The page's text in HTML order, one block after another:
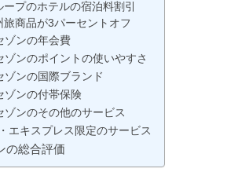
ープのホテルの宿泊料割引
旅商品が3パーセントオフ
ゾンの年会費
ゾンのポイントの使いやすさ
ゾンの国際ブランド
ゾンの付帯保険
ゾンのその他のサービス
エキスプレス限定のサービス
の総合評価